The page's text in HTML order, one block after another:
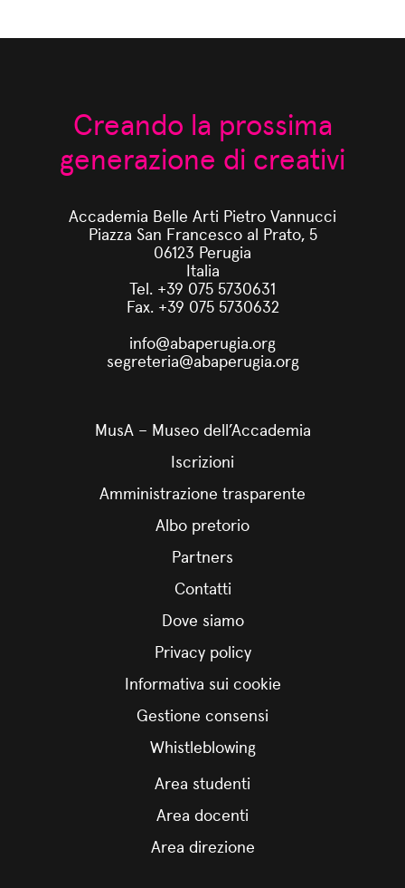
Creando la prossima
generazione di creativi
Accademia Belle Arti Pietro Vannucci
Piazza San Francesco al Prato, 5
06123 Perugia
Italia
Tel. +39 075 5730631
Fax. +39 075 5730632
info@abaperugia.org
segreteria@abaperugia.org
MusA – Museo dell’Accademia
Iscrizioni
Amministrazione trasparente
Albo pretorio
Partners
Contatti
Dove siamo
Privacy policy
Informativa sui cookie
Gestione consensi
Whistleblowing
Area studenti
Area docenti
Area direzione